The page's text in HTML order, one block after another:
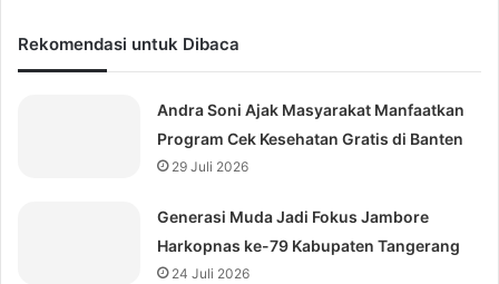
Rekomendasi untuk Dibaca
Andra Soni Ajak Masyarakat Manfaatkan
Program Cek Kesehatan Gratis di Banten
29 Juli 2026
Generasi Muda Jadi Fokus Jambore
Harkopnas ke-79 Kabupaten Tangerang
24 Juli 2026